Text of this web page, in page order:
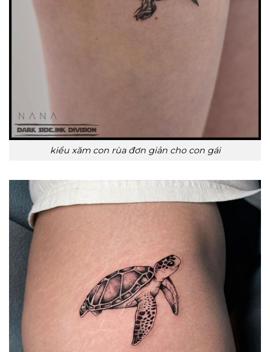
kiểu xăm con rùa đơn giản cho con gái